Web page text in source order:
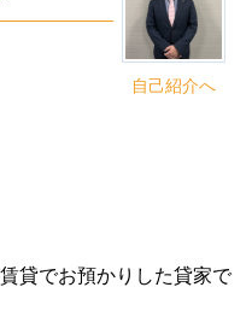
自己紹介へ
でお預かりした貸家で